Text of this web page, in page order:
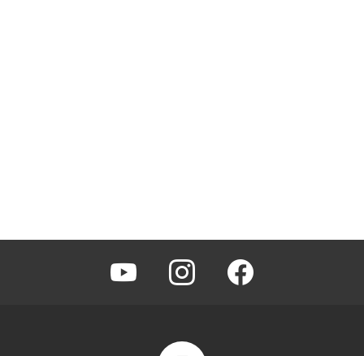
facebook
instagram
youtube